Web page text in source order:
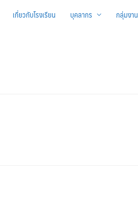
เกี่ยวกับโรงเรียน บุคลากร กลุ่มงาน